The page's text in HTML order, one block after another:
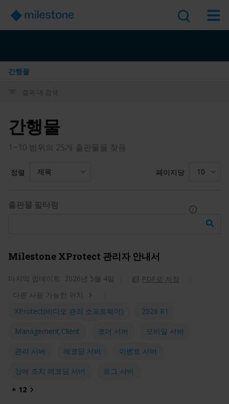
간행물
결과 내 검색
간행물
1~10 범위의 25개 출판물을 찾음
정렬 제목 페이지당 10
출판물 필터링
Milestone XProtect 관리자 안내서
마지막 업데이트 2026년 5월 4일
PDF로 저장
다른 사용 가능한 위치
XProtect(비디오 관리 소프트웨어)
2026 R1
Management Client 코어 서버 모바일 서버
관리 서버 레코딩 서버 이벤트 서버
장애 조치 레코딩 서버
로그 서버
+ 12